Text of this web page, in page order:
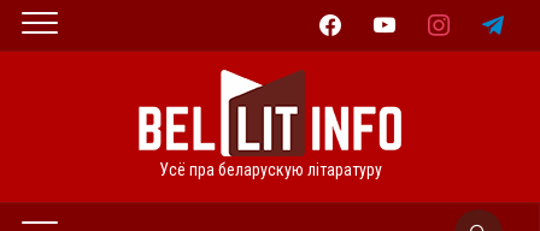
facebookyoutube instagramtelegram
Усё пра беларускую літаратуру